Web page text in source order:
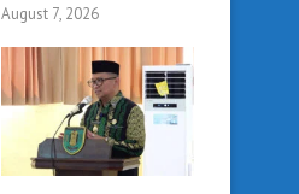
August 7, 2026